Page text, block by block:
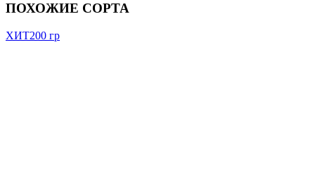
ПОХОЖИЕ СОРТА
ХИТ200 гр